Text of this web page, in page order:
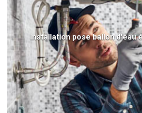
Installation pose ballon d'eau